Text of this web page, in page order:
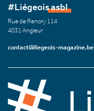
#Liégeois asbl
Rue de Renory 114
4031 Angleur
contact@liegeois-magazine.be